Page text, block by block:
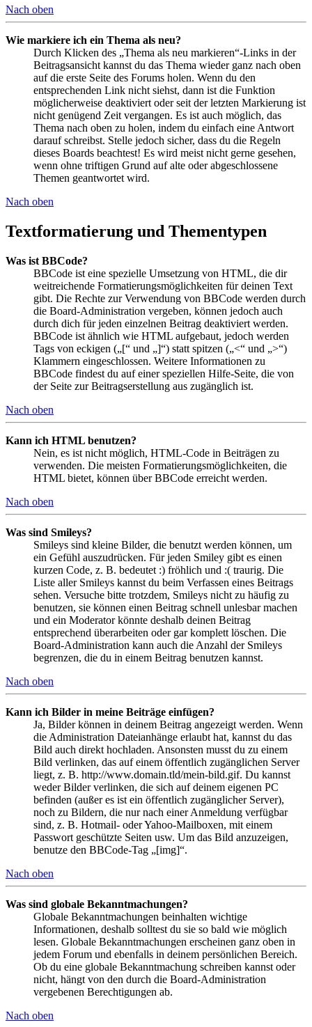
Nach oben
Wie markiere ich ein Thema als neu?
Durch Klicken des „Thema als neu markieren“-Links in der
Beitragsansicht kannst du das Thema wieder ganz nach oben
auf die erste Seite des Forums holen. Wenn du den
entsprechenden Link nicht siehst, dann ist die Funktion
möglicherweise deaktiviert oder seit der letzten Markierung ist
nicht genügend Zeit vergangen. Es ist auch möglich, das
Thema nach oben zu holen, indem du einfach eine Antwort
darauf schreibst. Stelle jedoch sicher, dass du die Regeln
dieses Boards beachtest! Es wird meist nicht gerne gesehen,
wenn ohne triftigen Grund auf alte oder abgeschlossene
Themen geantwortet wird.
Nach oben
Textformatierung und Thementypen
Was ist BBCode?
BBCode ist eine spezielle Umsetzung von HTML, die dir
weitreichende Formatierungsmöglichkeiten für deinen Text
gibt. Die Rechte zur Verwendung von BBCode werden durch
die Board-Administration vergeben, können jedoch auch
durch dich für jeden einzelnen Beitrag deaktiviert werden.
BBCode ist ähnlich wie HTML aufgebaut, jedoch werden
Tags von eckigen („[“ und „]“) statt spitzen („<“ und „>“)
Klammern eingeschlossen. Weitere Informationen zu
BBCode findest du auf einer speziellen Hilfe-Seite, die von
der Seite zur Beitragserstellung aus zugänglich ist.
Nach oben
Kann ich HTML benutzen?
Nein, es ist nicht möglich, HTML-Code in Beiträgen zu
verwenden. Die meisten Formatierungsmöglichkeiten, die
HTML bietet, können über BBCode erreicht werden.
Nach oben
Was sind Smileys?
Smileys sind kleine Bilder, die benutzt werden können, um
ein Gefühl auszudrücken. Für jeden Smiley gibt es einen
kurzen Code, z. B. bedeutet :) fröhlich und :( traurig. Die
Liste aller Smileys kannst du beim Verfassen eines Beitrags
sehen. Versuche bitte trotzdem, Smileys nicht zu häufig zu
benutzen, sie können einen Beitrag schnell unlesbar machen
und ein Moderator könnte deshalb deinen Beitrag
entsprechend überarbeiten oder gar komplett löschen. Die
Board-Administration kann auch die Anzahl der Smileys
begrenzen, die du in einem Beitrag benutzen kannst.
Nach oben
Kann ich Bilder in meine Beiträge einfügen?
Ja, Bilder können in deinem Beitrag angezeigt werden. Wenn
die Administration Dateianhänge erlaubt hat, kannst du das
Bild auch direkt hochladen. Ansonsten musst du zu einem
Bild verlinken, das auf einem öffentlich zugänglichen Server
liegt, z. B. http://www.domain.tld/mein-bild.gif. Du kannst
weder Bilder verlinken, die sich auf deinem eigenen PC
befinden (außer es ist ein öffentlich zugänglicher Server),
noch zu Bildern, die nur nach einer Anmeldung verfügbar
sind, z. B. Hotmail- oder Yahoo-Mailboxen, mit einem
Passwort geschützte Seiten usw. Um das Bild anzuzeigen,
benutze den BBCode-Tag „[img]“.
Nach oben
Was sind globale Bekanntmachungen?
Globale Bekanntmachungen beinhalten wichtige
Informationen, deshalb solltest du sie so bald wie möglich
lesen. Globale Bekanntmachungen erscheinen ganz oben in
jedem Forum und ebenfalls in deinem persönlichen Bereich.
Ob du eine globale Bekanntmachung schreiben kannst oder
nicht, hängt von den durch die Board-Administration
vergebenen Berechtigungen ab.
Nach oben